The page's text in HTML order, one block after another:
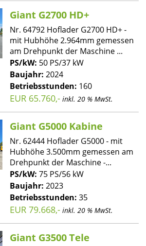
Giant G2700 HD+
Nr. 64792 Hoflader G2700 HD+ -
mit Hubhöhe 2.964mm gemessen
am Drehpunkt der Maschine ...
PS/kW: 50 PS/37 kW
Baujahr: 2024
Betriebsstunden: 160
EUR 65.760,- inkl. 20 % MwSt.
Giant G5000 Kabine
Nr. 62444 Hoflader G5000 - mit
Hubhöhe 3.500mm gemessen am
Drehpunkt der Maschine -...
PS/kW: 75 PS/56 kW
Baujahr: 2023
Betriebsstunden: 35
EUR 79.668,- inkl. 20 % MwSt.
Giant G3500 Tele